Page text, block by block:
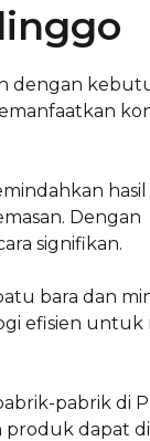
dengan
hasil
Dengan
signifikan.
bara dan
efisien untuk
pabrik di
produk dapat